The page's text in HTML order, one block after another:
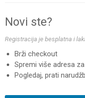
Novi ste?
Registracija je besplatna i
Brži checkout
Spremi više adresa
Pogledaj, prati